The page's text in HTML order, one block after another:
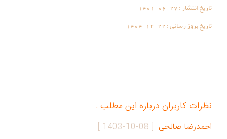
تاریخ انتشار :1401-06-27
تاریخ بروز رسانی :1404-12-22
نظرات کاربران درباره این مطلب :
احمدرضا صالحی [
1403-10-08
]